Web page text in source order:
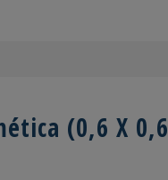
(0,6 X 0,6